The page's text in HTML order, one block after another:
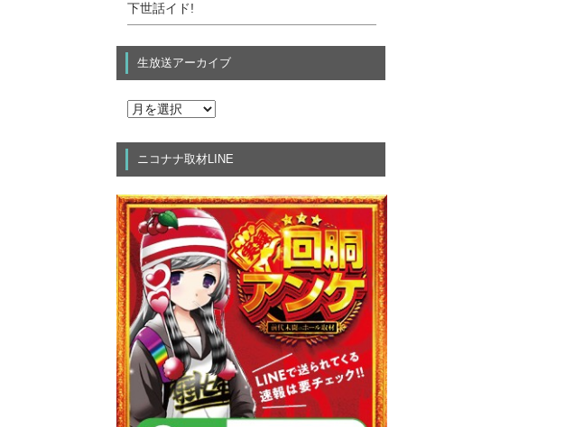
下世話イド!
生放送アーカイブ
ニコナナ取材LINE